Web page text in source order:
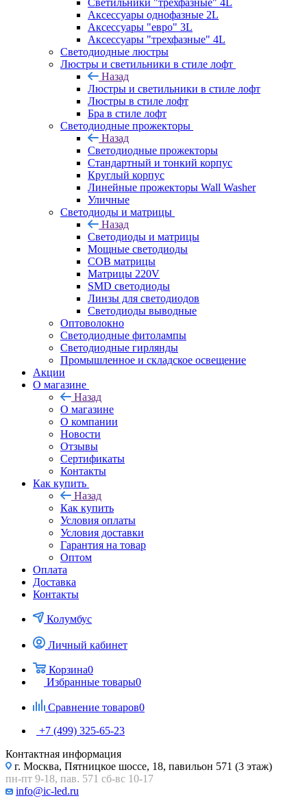
Светильники "трехфазные" 4L
Аксессуары однофазные 2L
Аксессуары "евро" 3L
Аксессуары "трехфазные" 4L
Светодиодные люстры
Люстры и светильники в стиле лофт
Назад
Люстры и светильники в стиле лофт
Люстры в стиле лофт
Бра в стиле лофт
Светодиодные прожекторы
Назад
Светодиодные прожекторы
Стандартный и тонкий корпус
Круглый корпус
Линейные прожекторы Wall Washer
Уличные
Светодиоды и матрицы
Назад
Светодиоды и матрицы
Мощные светодиоды
COB матрицы
Матрицы 220V
SMD светодиоды
Линзы для светодиодов
Светодиоды выводные
Оптоволокно
Светодиодные фитолампы
Светодиодные гирлянды
Промышленное и складское освещение
Акции
О магазине
Назад
О магазине
О компании
Новости
Отзывы
Сертификаты
Контакты
Как купить
Назад
Как купить
Условия оплаты
Условия доставки
Гарантия на товар
Оптом
Оплата
Доставка
Контакты
Колумбус
Личный кабинет
Корзина0
Избранные товары0
Сравнение товаров0
+7 (499) 325-65-23
Контактная информация
г. Москва, Пятницкое шоссе, 18, павильон 571 (3 этаж)
пн-пт 9-18, пав. 571 сб-вс 10-17
info@ic-led.ru